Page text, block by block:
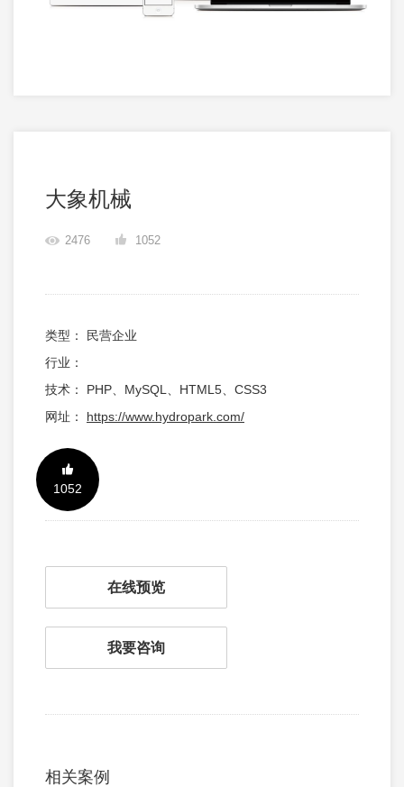
大象机械
2476 1052
类型： 民营企业
行业：
技术： PHP、MySQL、HTML5、CSS3
网址： https://www.hydropark.com/
1052
在线预览
我要咨询
相关案例